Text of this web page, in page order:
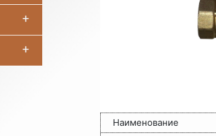
+
+
Наименование